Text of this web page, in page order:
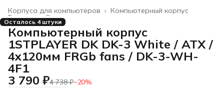
Компьютерный корпус
Корпуса для компьютеров ›
Электроника
Главная ›
Осталось 4 штуки
Компьютерный корпус
1STPLAYER DK DK-3 White / ATX /
4x120мм FRGb fans / DK-3-WH-
4F1
3 790 ₽4 738 ₽−20%